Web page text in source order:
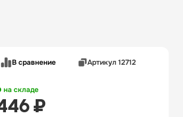
В сравнение Артикул 12712
на складе
₽